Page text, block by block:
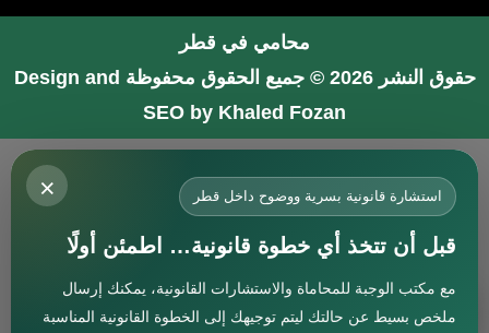
محامي في قطر
حقوق النشر 2026 © جميع الحقوق محفوظة
Design and
SEO by Khaled Fozan
استشارة
× استشارة قانونية بسرية ووضوح داخل قطر
قبل أن تتخذ أي خطوة قانونية… اطمئن أولًا
مع مكتب الوجبة للمحاماة والاستشارات القانونية، يمكنك إرسال
ملخص بسيط عن حالتك ليتم توجيهك إلى الخطوة القانونية المناسبة
محامي في جدة
محامي في الرياض شاطر
محامي في المدينة المنورة
المحامي صنيتان السبيعي
افضل محامي في جدة